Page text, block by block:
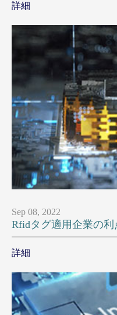
詳細
Sep 08, 2022
Rfidタグ適用企業の利
詳細